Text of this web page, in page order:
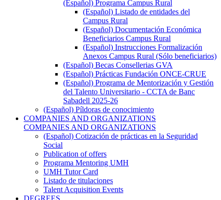
(Español) Programa Campus Rural
(Español) Listado de entidades del
Campus Rural
(Español) Documentación Económica
Beneficiarios Campus Rural
(Español) Instrucciones Formalización
Anexos Campus Rural (Sólo beneficiarios)
(Español) Becas Consellerias GVA
(Español) Prácticas Fundación ONCE-CRUE
(Español) Programa de Mentorización y Gestión
del Talento Universitario - CCTA de Banc
Sabadell 2025-26
(Español) Píldoras de conocimiento
COMPANIES AND ORGANIZATIONS
COMPANIES AND ORGANIZATIONS
(Español) Cotización de prácticas en la Seguridad
Social
Publication of offers
Programa Mentoring UMH
UMH Tutor Card
Listado de titulaciones
Talent Acquisition Events
DEGREES